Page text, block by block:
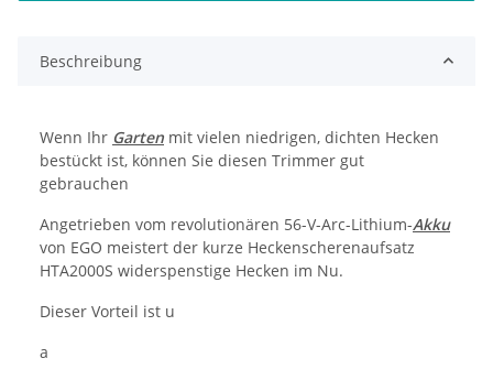
Beschreibung
Wenn Ihr Garten mit vielen niedrigen, dichten Hecken
bestückt ist, können Sie diesen Trimmer gut
gebrauchen
Angetrieben vom revolutionären 56-V-Arc-Lithium-Akku
von EGO meistert der kurze Heckenscherenaufsatz
HTA2000S widerspenstige Hecken im Nu.
Dieser Vorteil ist u
a